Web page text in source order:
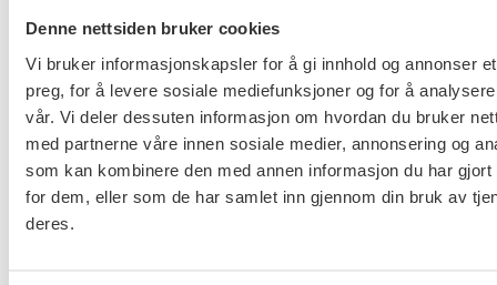
Denne nettsiden bruker cookies
Vi bruker informasjonskapsler for å gi innhold og annonser
preg, for å levere sosiale mediefunksjoner og for å
vår. Vi deler dessuten informasjon om hvordan du bruker
med partnerne våre innen sosiale medier, annonsering og
som kan kombinere den med annen informasjon du har gjort
for dem, eller som de har samlet inn gjennom din bruk av
deres.
seg på og ønsker å hjelpe til der det trengs, om det
er oppgaver de står fast på eller om det er å hjelpe
til med stand og besøk til lokallag, sier hun.
– Jeg tar en utfordring på strak arm og er ikke redd
for å prøve noe nytt, så jeg vil absolutt ha en bratt
læringskurve og spennende tid foran meg som